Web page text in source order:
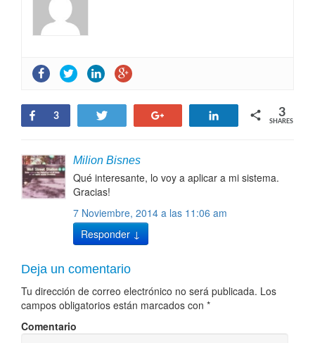
Introducción al FOREX
Alfa de Jensen - 27 Enero, 2014
Benchmarks
- 27 Enero, 2014
VaR ( Value at Risk) - 26 Enero, 2014
Riesgo Sistemático - 23 Enero, 2014
La Prima de Riesgo en el cálculo del Ke - 3 Diciembre,
2012
Sortino Ratio (Ratios de Performance de Carteras)
Noviembre, 2012
Omega Ratio - 10 Noviembre, 2012
Share
3 Share
SHARES
3
Milion Bisnes
Qué interesante, lo voy a aplicar a mi sistema.
Gracias!
7 Noviembre, 2014 a las 11:06 am
Responder↓
Deja un comentario
Tu dirección de correo electrónico no será publicada. Los
campos obligatorios están marcados con *
Comentario